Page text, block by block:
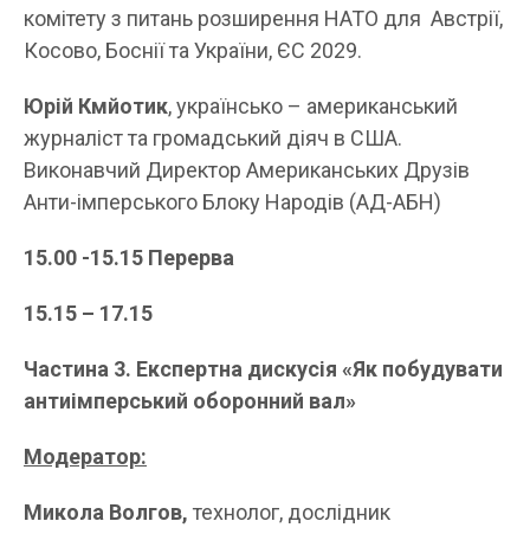
комітету з питань розширення НАТО для Австрії,
Косово, Боснії та України, ЄС 2029.
Юрій Кмйотик, українсько – американський
журналіст та громадський діяч в США.
Виконавчий Директор Американських Друзів
Анти-імперського Блоку Народів (АД-АБН)
15.00 -15.15 Перерва
15.15 – 17.15
Частина 3. Експертна дискусія «Як побудувати
антиімперський оборонний вал»
Модератор:
Микола Волгов, технолог, дослідник